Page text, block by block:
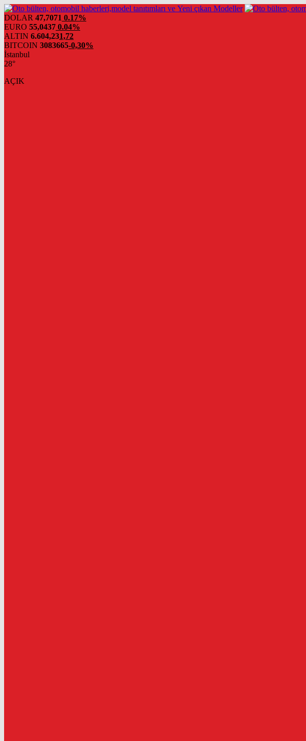
DOLAR 47,7071 0.17%
EURO 55,0437 0.04%
ALTIN 6.604,231,72
BITCOIN 3083665-0,30%
İstanbul
28°
AÇIK